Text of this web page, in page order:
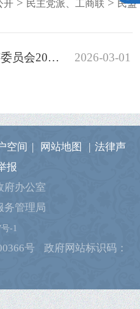
开 民主党派、工商联 民盟
2026-03-01
中国民主同盟景德镇市委员会2026年部门预算
空间 | 网站地图 | 法律声
报
府办公室
务管理局
-1
号
政府网站标识码：